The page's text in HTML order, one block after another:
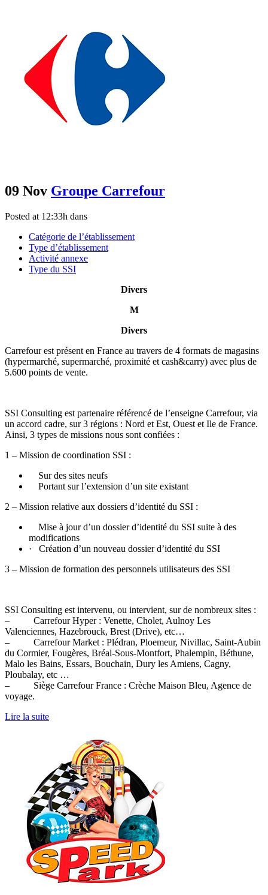
09 Nov Groupe Carrefour
Posted at 12:33h dans
Catégorie de l’établissement
Type d’établissement
Activité annexe
Type du SSI
Divers
M
Divers
Carrefour est présent en France au travers de 4 formats de magasins
(hypermarché, supermarché, proximité et cash&carry) avec plus de
5.600 points de vente.
SSI Consulting est partenaire référencé de l’enseigne Carrefour, via
un accord cadre, sur 3 régions : Nord et Est, Ouest et Ile de France.
Ainsi, 3 types de missions nous sont confiées :
1 – Mission de coordination SSI :
Sur des sites neufs
Portant sur l’extension d’un site existant
2 – Mission relative aux dossiers d’identité du SSI :
Mise à jour d’un dossier d’identité du SSI suite à des
modifications
· Création d’un nouveau dossier d’identité du SSI
3 – Mission de formation des personnels utilisateurs des SSI
SSI Consulting est intervenu, ou intervient, sur de nombreux sites :
– Carrefour Hyper : Venette, Cholet, Aulnoy Les
Valenciennes, Hazebrouck, Brest (Drive), etc…
– Carrefour Market : Plédran, Ploemeur, Nivillac, Saint-Aubin
du Cormier, Fougères, Bréal-Sous-Montfort, Phalempin, Béthune,
Malo les Bains, Essars, Bouchain, Dury les Amiens, Cagny,
Ploubalay, etc …
– Siège Carrefour France : Crèche Maison Bleu, Agence de
voyage.
Lire la suite